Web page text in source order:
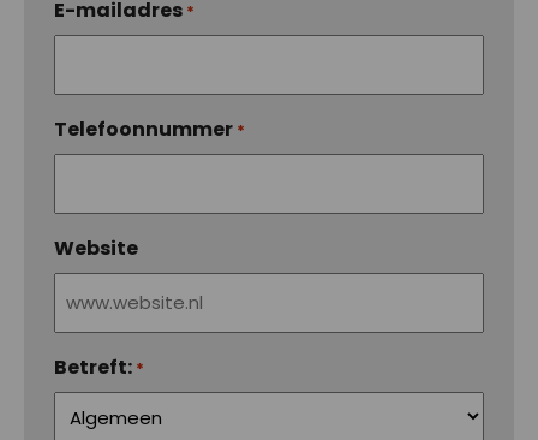
E-mailadres *
Telefoonnummer *
Website
Betreft: *